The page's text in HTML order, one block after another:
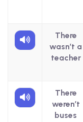
There
wasn’t a
teacher
There
weren’t
buses